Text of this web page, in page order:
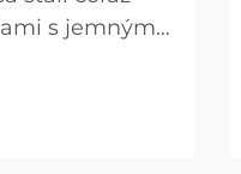
s jemnými
nástroje na